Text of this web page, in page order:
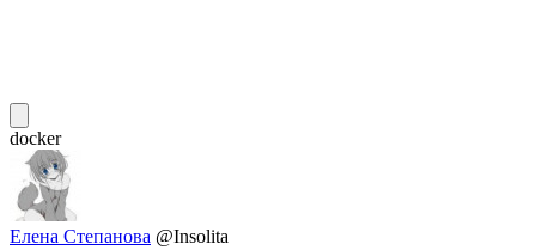
docker
Елена Степанова @Insolita